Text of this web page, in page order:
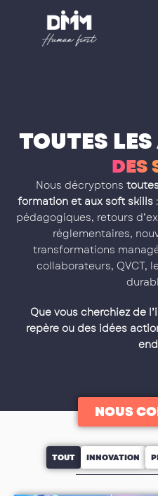
TOUTES
SSOF
Nous décryptons
formation et aux soft skills
pédagogiques, retours
réglementaires,
transformations
collaborateurs, QVCT,
Que vous cherchiez de
repère ou des idées
NOUS
INNOVATION
TOUT